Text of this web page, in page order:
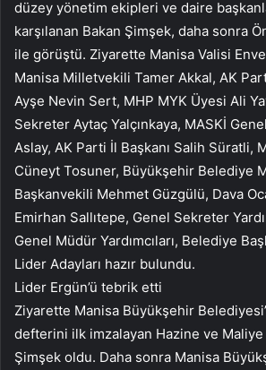
düzey yönetim ekipleri ve daire
karşılanan Bakan Şimşek, daha sonra
ile görüştü. Ziyarette Manisa Valisi
Manisa Milletvekili Tamer Akkal, AK
Ayşe Nevin Sert, MHP MYK Üyesi Ali
Sekreter Aytaç Yalçınkaya, MASKİ
Aslay, AK Parti İl Başkanı Salih Süratli,
Cüneyt Tosuner, Büyükşehir Belediye
Başkanvekili Mehmet Güzgülü, Dava
Emirhan Sallıtepe, Genel Sekreter
Genel Müdür Yardımcıları, Belediye
Lider Adayları hazır bulundu.
Lider Ergün’ü tebrik etti
Ziyarette Manisa Büyükşehir
defterini ilk imzalayan Hazine ve Maliye
Şimşek oldu. Daha sonra Manisa